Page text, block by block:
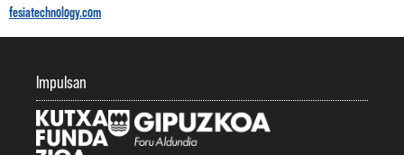
fesiatechnology.com
Impulsan